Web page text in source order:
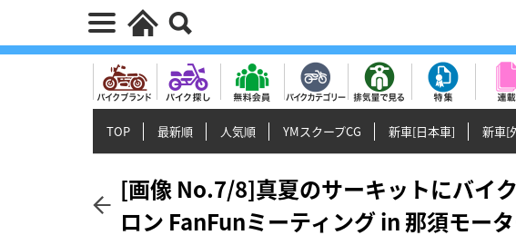
TOP 最新順 人気順 YMスクープCG 新車[日本車] 新車[
[画像 No.7/8]真夏のサーキットにバイ
ロン FanFunミーティング in 那須モータ